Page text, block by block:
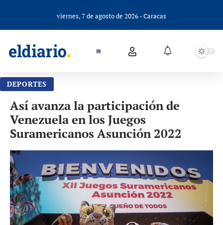
viernes, 7 de agosto de 2026 - Caracas
DEPORTES
Así avanza la participación de
Venezuela en los Juegos
Suramericanos Asunción 2022